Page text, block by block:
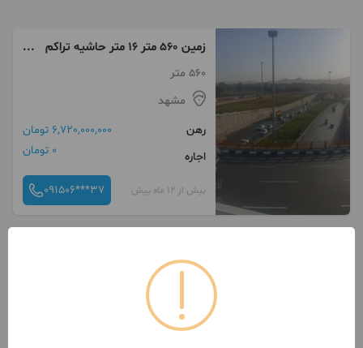
زمین 560 متر 16 متر حاشیه تراکم
7سقف
560 متر
مشهد
رهن
6,720,000,000 تومان
اجاره
0 تومان
بیش از 12 ماه پیش 091506***37